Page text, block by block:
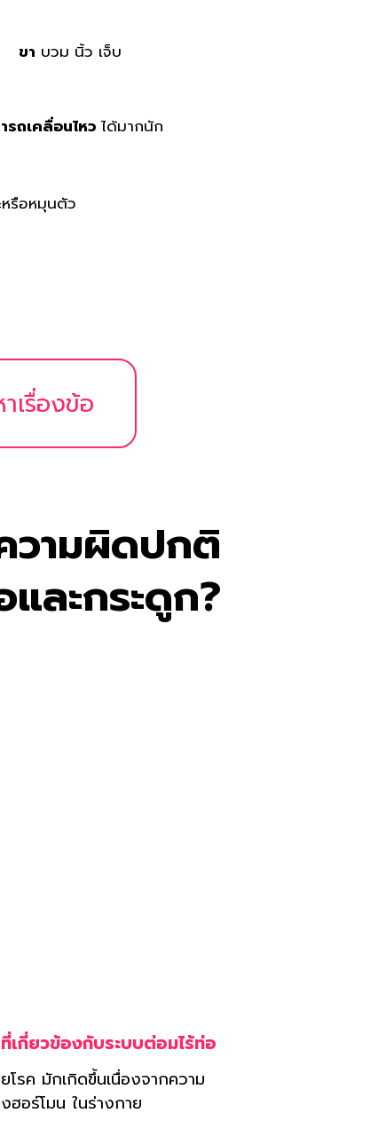
ขา บวม นิ้ว เจ็บ
รถเคลื่อนไหว ได้มากนัก
รือหมุนตัว
เรื่องข้อ
วามผิดปกติ
ละกระดูก?
เกี่ยวข้องกับระบบต่อมไร้ท่อ
โรค มักเกิดขึ้นเนื่องจากความ
ฮอร์โมน ในร่างกาย